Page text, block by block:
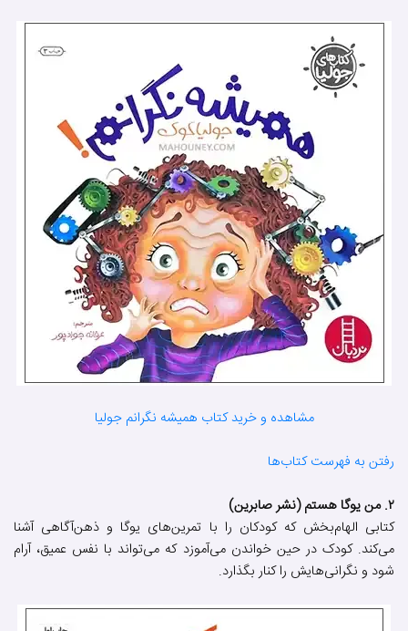
مشاهده و خرید کتاب همیشه نگرانم جولیا
رفتن به فهرست کتاب‌ها
۲. من یوگا هستم (نشر صابرین)
کتابی الهام‌بخش که کودکان را با تمرین‌های یوگا و ذهن‌آگاهی آشنا
می‌کند. کودک در حین خواندن می‌آموزد که می‌تواند با نفس عمیق، آرام
شود و نگرانی‌هایش را کنار بگذارد.